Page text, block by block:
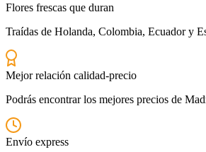
Flores frescas que duran
Traídas de Holanda, Colombia, Ecuador y
Mejor relación calidad-precio
Podrás encontrar los mejores precios de
Envío express